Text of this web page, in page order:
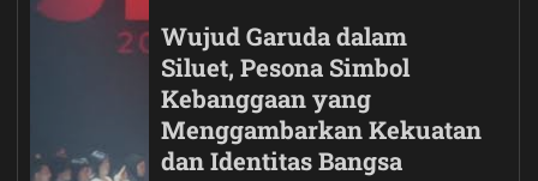
Wujud Garuda dalam
Siluet, Pesona Simbol
Kebanggaan yang
Menggambarkan Kekuatan
dan Identitas Bangsa